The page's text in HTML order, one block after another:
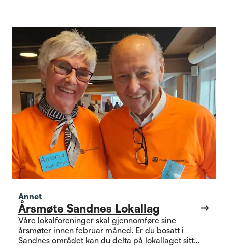
Annet
Årsmøte Sandnes Lokallag
Våre lokalforeninger skal gjennomføre sine
årsmøter innen februar måned. Er du bosatt i
Sandnes området kan du delta på lokallaget sitt